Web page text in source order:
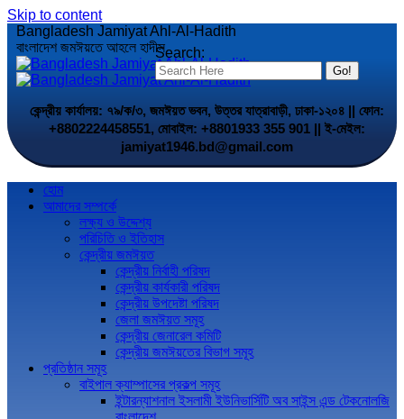
Skip to content
Search:
Bangladesh Jamiyat Ahl-Al-Hadith
বাংলাদেশ জমঈয়তে আহলে হাদীস
কেন্দ্রীয় কার্যালয়: ৭৯/ক/৩, জমঈয়ত ভবন, উত্তর যাত্রাবাড়ী, ঢাকা-১২০৪ || ফোন:
+8802224458551, মোবাইল: +8801933 355 901 || ই-মেইল:
jamiyat1946.bd@gmail.com
হোম
আমাদের সম্পর্কে
লক্ষ্য ও উদ্দেশ্য
পরিচিতি ও ইতিহাস
কেন্দ্রীয় জমঈয়ত
কেন্দ্রীয় নির্বাহী পরিষদ
কেন্দ্রীয় কার্যকারী পরিষদ
কেন্দ্রীয় উপদেষ্টা পরিষদ
জেলা জমঈয়ত সমূহ
কেন্দ্রীয় জেনারেল কমিটি
কেন্দ্রীয় জমঈয়তের বিভাগ সমূহ
প্রতিষ্ঠান সমূহ
বাইপাল ক্যাম্পাসের প্রকল্প সমূহ
ইন্টারন্যাশনাল ইসলামী ইউনিভার্সিটি অব সাইন্স এন্ড টেকনোলজি